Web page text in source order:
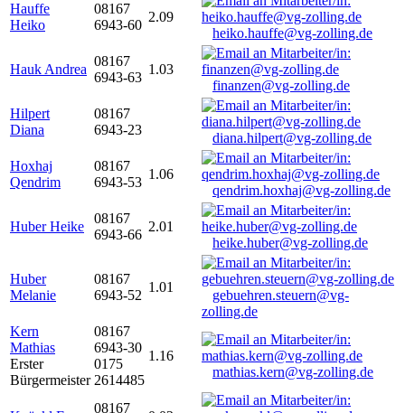
Hauffe
Heiko
08167
6943-60
2.09
heiko.hauffe@vg-zolling.de
Hauk Andrea
08167
6943-63
1.03
finanzen@vg-zolling.de
Hilpert
Diana
08167
6943-23
diana.hilpert@vg-zolling.de
Hoxhaj
Qendrim
08167
6943-53
1.06
qendrim.hoxhaj@vg-zolling.de
Huber Heike
08167
6943-66
2.01
heike.huber@vg-zolling.de
Huber
Melanie
08167
6943-52
1.01
gebuehren.steuern@vg-
zolling.de
Kern
Mathias
Erster
Bürgermeister
08167
6943-30
0175
2614485
1.16
mathias.kern@vg-zolling.de
08167